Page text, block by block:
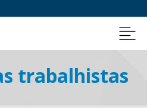
trabalhistas